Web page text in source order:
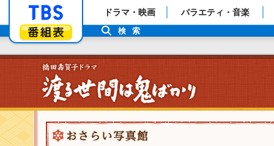
「TBSテレビ」トップページ
番組表
ドラマ・映画 バラエティ・音楽
検索